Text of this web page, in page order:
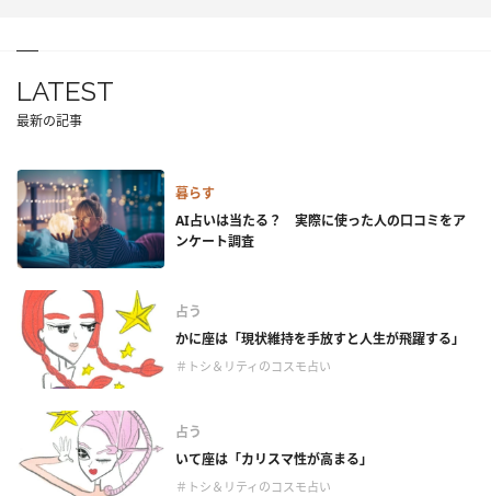
LATEST
最新の記事
暮らす
AI占いは当たる？ 実際に使った人の口コミをア
ンケート調査
占う
かに座は「現状維持を手放すと人生が飛躍する」
＃トシ＆リティのコスモ占い
占う
いて座は「カリスマ性が高まる」
＃トシ＆リティのコスモ占い